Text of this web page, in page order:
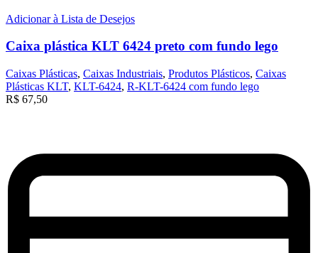
Adicionar à Lista de Desejos
Caixa plástica KLT 6424 preto com fundo lego
Caixas Plásticas, Caixas Industriais, Produtos Plásticos, Caixas
Plásticas KLT, KLT-6424, R-KLT-6424 com fundo lego
R$ 67,50